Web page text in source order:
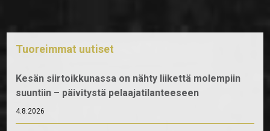
Tuoreimmat uutiset
Kesän siirtoikkunassa on nähty liikettä molempiin
suuntiin – päivitystä pelaajatilanteeseen
4.8.2026